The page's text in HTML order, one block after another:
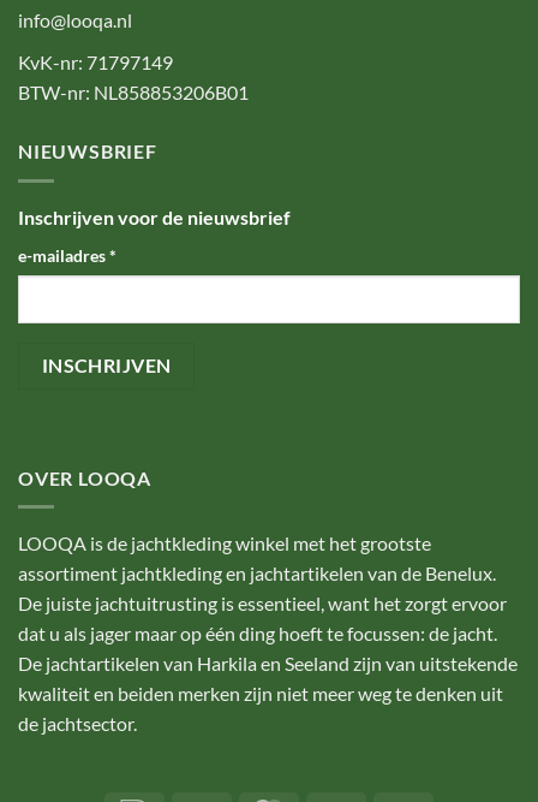
info@looqa.nl
KvK-nr: 71797149
BTW-nr: NL858853206B01
NIEUWSBRIEF
Inschrijven voor de nieuwsbrief
e-mailadres*
OVER LOOQA
LOOQA is de jachtkleding winkel met het grootste
assortiment jachtkleding en jachtartikelen van de Benelux.
De juiste jachtuitrusting is essentieel, want het zorgt ervoor
dat u als jager maar op één ding hoeft te focussen: de jacht.
De jachtartikelen van Harkila en Seeland zijn van uitstekende
kwaliteit en beiden merken zijn niet meer weg te denken uit
de jachtsector.